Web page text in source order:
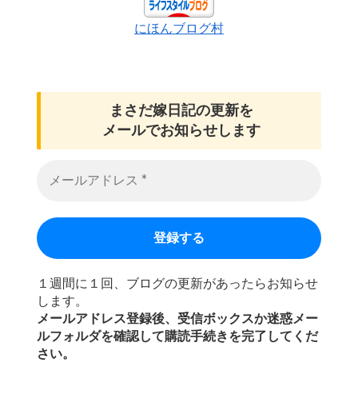
にほんブログ村
まさだ嫁日記の更新を
メールでお知らせします
１週間に１回、ブログの更新があったらお知らせ
します。
メールアドレス登録後、受信ボックスか迷惑メー
ルフォルダを確認して購読手続きを完了してくだ
さい。